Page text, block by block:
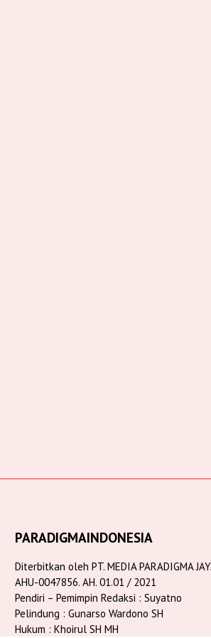
PARADIGMAINDONESIA
Diterbitkan oleh PT. MEDIA PARADIGMA
AHU-0047856. AH. 01.01 / 2021
Pendiri – Pemimpin Redaksi : Suyatno
Pelindung : Gunarso Wardono SH
Hukum : Khoirul SH MH